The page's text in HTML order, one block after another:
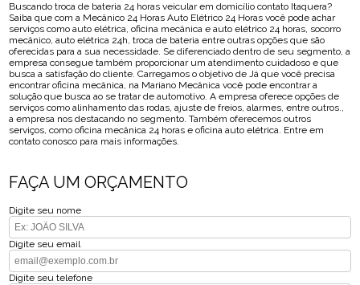
Buscando troca de bateria 24 horas veicular em domicílio contato Itaquera?
Saiba que com a Mecânico 24 Horas Auto Elétrico 24 Horas você pode achar
serviços como auto elétrica, oficina mecânica e auto elétrico 24 horas, socorro
mecânico, auto elétrica 24h, troca de bateria entre outras opções que são
oferecidas para a sua necessidade. Se diferenciado dentro de seu segmento, a
empresa consegue também proporcionar um atendimento cuidadoso e que
busca a satisfação do cliente. Carregamos o objetivo de Já que você precisa
encontrar oficina mecânica, na Mariano Mecânica você pode encontrar a
solução que busca ao se tratar de automotivo. A empresa oferece opções de
serviços como alinhamento das rodas, ajuste de freios, alarmes, entre outros.,
a empresa nos destacando no segmento. Também oferecemos outros
serviços, como oficina mecânica 24 horas e oficina auto elétrica. Entre em
contato conosco para mais informações.
FAÇA UM ORÇAMENTO
Digite seu nome
Digite seu email
Digite seu telefone